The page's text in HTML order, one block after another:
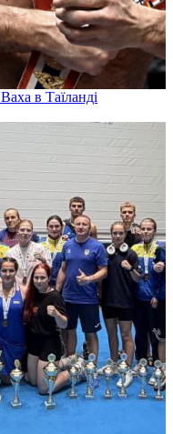
в Таїланді